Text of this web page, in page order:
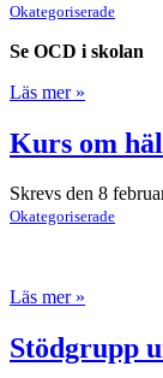
Okategoriserade
Se OCD i skolan
Läs mer »
Kurs om
Skrevs den 8
Okategoriserade
Läs mer »
Stödgrupp